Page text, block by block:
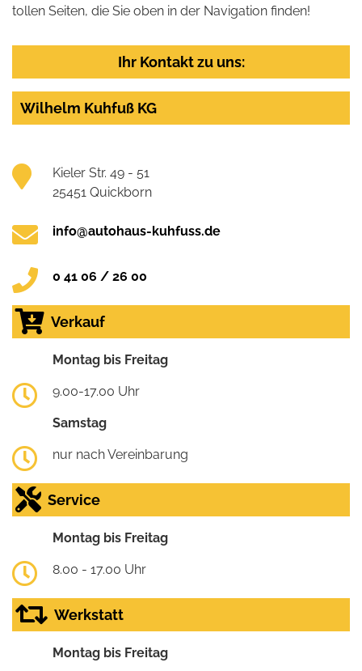
tollen Seiten, die Sie oben in der Navigation finden!
Ihr Kontakt zu uns:
Wilhelm Kuhfuß KG
Kieler Str. 49 - 51
25451 Quickborn
info@autohaus-kuhfuss.de
0 41 06 / 26 00
Verkauf
Montag bis Freitag
9.00-17.00 Uhr
Samstag
nur nach Vereinbarung
Service
Montag bis Freitag
8.00 - 17.00 Uhr
Werkstatt
Montag bis Freitag